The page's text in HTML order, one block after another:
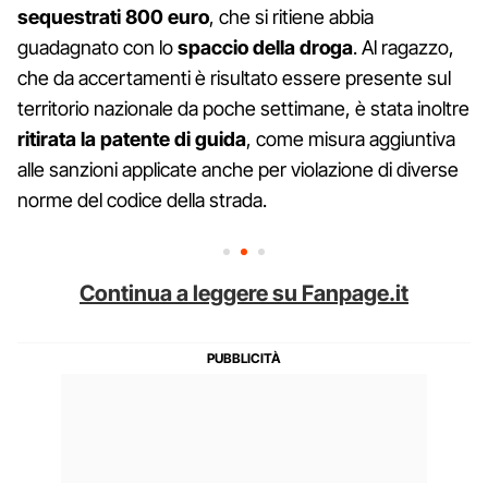
sequestrati 800 euro, che si ritiene abbia
guadagnato con lospaccio della droga. Al ragazzo,
che da accertamenti è risultato essere presente sul
territorio nazionale da poche settimane, è stata inoltre
ritirata la patente di guida, come misura aggiuntiva
alle sanzioni applicate anche per violazione di diverse
norme del codice della strada.
Continua a leggere su Fanpage.it